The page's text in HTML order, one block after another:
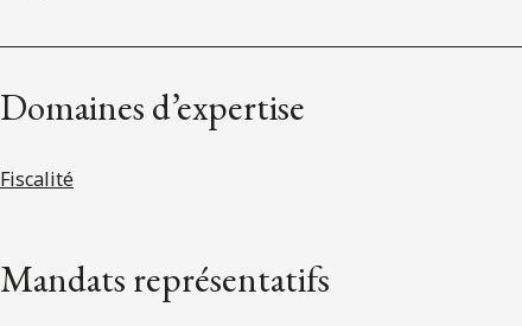
Domaines d’expertise
Fiscalité
Mandats représentatifs